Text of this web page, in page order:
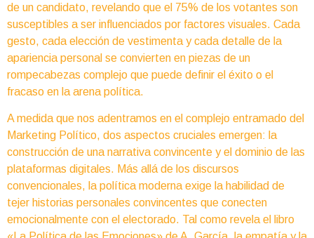
de un candidato, revelando que el 75% de los votantes son
susceptibles a ser influenciados por factores visuales. Cada
gesto, cada elección de vestimenta y cada detalle de la
apariencia personal se convierten en piezas de un
rompecabezas complejo que puede definir el éxito o el
fracaso en la arena política.
A medida que nos adentramos en el complejo entramado del
Marketing Político, dos aspectos cruciales emergen: la
construcción de una narrativa convincente y el dominio de las
plataformas digitales. Más allá de los discursos
convencionales, la política moderna exige la habilidad de
tejer historias personales convincentes que conecten
emocionalmente con el electorado. Tal como revela el libro